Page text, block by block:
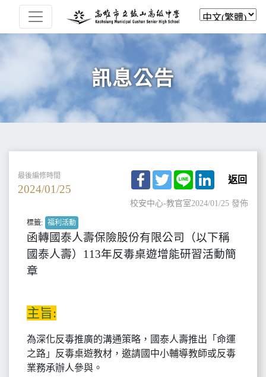
訊息公告
最後編修時間
2024/01/25
Facebook
TwitterLine LinkedIn
返回
校安中心-教官室2024/01/25 發佈
標籤: 福利活動
函轉國泰人壽保險股份有限公司（以下稱
國泰人壽）113年反毒桌遊增能研習活動簡
章
主旨:
為深化反毒推廣的溝通策略，國泰人壽推出「命運
之路」反毒桌遊教材，邀請國中小輔導教師或反毒
業務承辦人參與。